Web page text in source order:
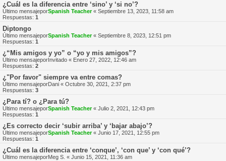
¿Cuál es la diferencia entre ‘sino’ y ‘si no’?
Último mensajeporSpanish Teacher« Septiembre 13, 2023, 11:58 am
Respuestas: 1
Diptongo
Último mensajeporSpanish Teacher« Septiembre 8, 2023, 12:51 pm
Respuestas: 1
¿“Mis amigos y yo” o “yo y mis amigos”?
Último mensajeporInvitado « Enero 27, 2022, 12:46 am
Respuestas: 2
¿"Por favor" siempre va entre comas?
Último mensajeporDani « Octubre 30, 2021, 2:37 pm
Respuestas: 3
¿Para tí? o ¿Para tú?
Último mensajeporSpanish Teacher« Julio 2, 2021, 12:43 pm
Respuestas: 1
¿Es correcto decir ‘subir arriba’ y ‘bajar abajo’?
Último mensajeporSpanish Teacher« Junio 17, 2021, 12:55 pm
Respuestas: 1
¿Cuál es la diferencia entre ‘conque’, ‘con que’ y ‘con qué’?
Último mensajeporMeg S. « Junio 15, 2021, 11:36 am